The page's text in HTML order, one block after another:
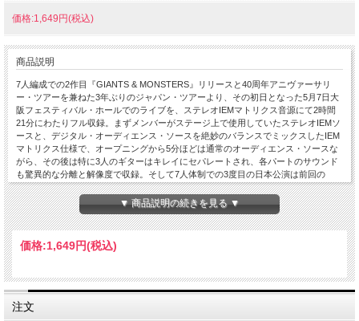
価格:1,649円(税込)
商品説明
7人編成での2作目『GIANTS & MONSTERS』リリースと40周年アニヴァーサリ
ー・ツアーを兼ねた3年ぶりのジャパン・ツアーより、その初日となった5月7日大
阪フェスティバル・ホールでのライブを、ステレオIEMマトリクス音源にて2時間
21分にわたりフル収録。まずメンバーがステージ上で使用していたステレオIEMソ
ースと、デジタル・オーディエンス・ソースを絶妙のバランスでミックスしたIEM
マトリクス仕様で、オープニングから5分ほどは通常のオーディエンス・ソースな
がら、その後は特に3人のギターはキレイにセパレートされ、各パートのサウンド
も驚異的な分離と解像度で収録。そして7人体制での3度目の日本公演は前回の
2023年とは大幅に入れ替えされ、それは新曲だけでなくアンディ時代のナンバー
が「Power」以外に5曲もセット入りしているのが驚きで、またラストの「Keeper
Of The Seven Keys」もファイナル・コーラスのみのスペシャル・ヴァージョンで
あるのも長大なショーのエンディングとして印象的。以上、記念すべき来日初演を
全編ハイブリッド・サウンドにて当日の模様をサウンドボード・クオリティーにて
再現した、来日限定メモリアル・アイテム。Live at Festival Hall, Osaka, Japan 7th
King For A 1000 Years 4. Future World 5. This Is Tokyo 6. We Burn 7. Twilight Of
The Gods 8. Ride The Sky 9. Into The Sun 10. Hey Lord! 11. Universe (Gravity For
Hearts) Disc:2 : 1. Hell Was Made In Heaven 2. Drum Solo 3. I Want Out 4.
Yesterday (The Beatles Cover) 5. In The Middle Of A Heartbeat 6. A Tale That
▼ 商品説明の続きを見る ▼
価格:1,649円(税込)
注文